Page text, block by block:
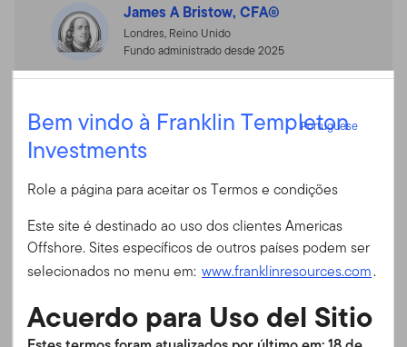
Entrar
ID do usuário
Senha
James A Bristow, CFA®
Londres, Reino Unido
Fundo administrado desde 2025
Nassau, Bahamas
Warren Pustam, CFA®
Fundo administrado desde 2021
Christopher Peel, CFA®
Fundo administrado desde 2022
Bem vindo à Franklin Templeton
Investments
Portuguese
Role a página para aceitar os Termos e condições
Este site é destinado ao uso dos clientes Americas
Offshore. Sites específicos de outros países podem ser
selecionados no menu em: www.franklinresources.com.
Acuerdo para Uso del Sitio